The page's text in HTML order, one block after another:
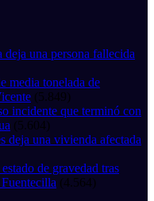
una persona fallecida
media tonelada de
(5.849)
incidente que terminó con
(5.604)
deja una vivienda afectada
de gravedad tras
(4.564)